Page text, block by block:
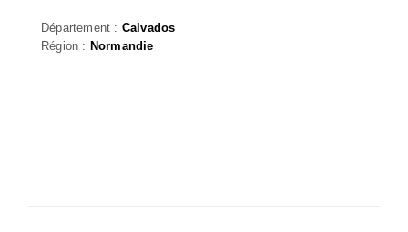
Département : Calvados
Région : Normandie